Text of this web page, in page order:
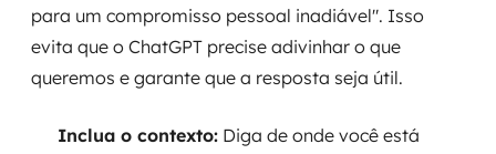
para um compromisso pessoal inadiável". Isso
evita que o ChatGPT precise adivinhar o que
queremos e garante que a resposta seja útil.
Inclua o contexto: Diga de onde você está